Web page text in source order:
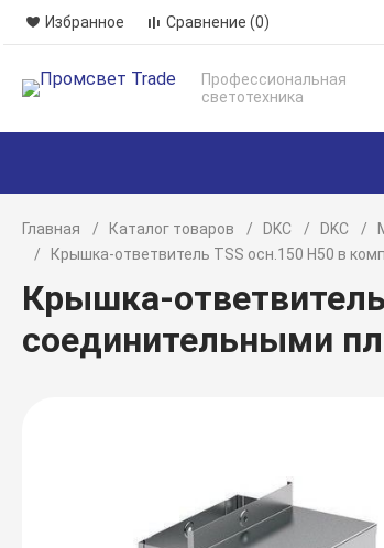
Избранное Сравнение (0)
Профессиональная
светотехника
Главная Каталог товаров DKC DKC
Крышка-ответвитель TSS осн.150 H50 в
Крышка-
соединительными